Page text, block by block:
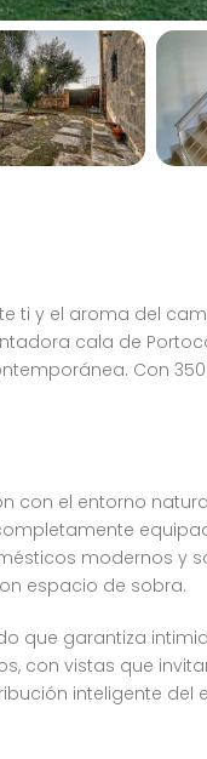
ti y el aroma del
cala de
Con
con el entorno
modernos y
espacio de sobra.
que garantiza
con vistas que
inteligente del